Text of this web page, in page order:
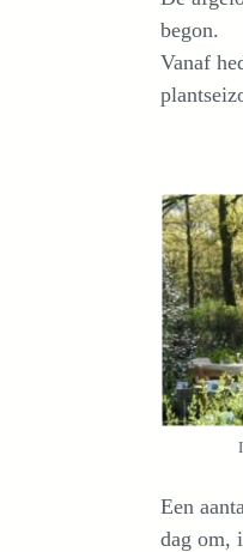
begon.
Vanaf
Een
dag om,